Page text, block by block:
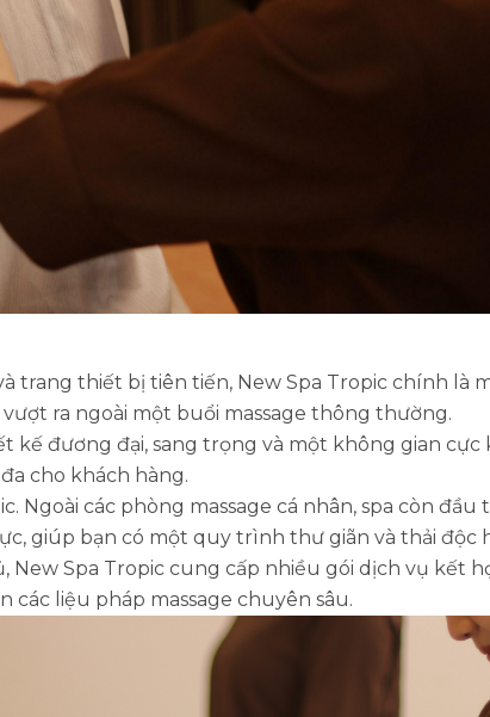
trang thiết bị tiên tiến, New Spa Tropic chính là
ra ngoài một buổi massage thông thường.
đương đại, sang trọng và một không gian cực
cho khách hàng.
các phòng massage cá nhân, spa còn đầu
giúp bạn có một quy trình thư giãn và thải độc
New Spa Tropic cung cấp nhiều gói dịch vụ kết
liệu pháp massage chuyên sâu.